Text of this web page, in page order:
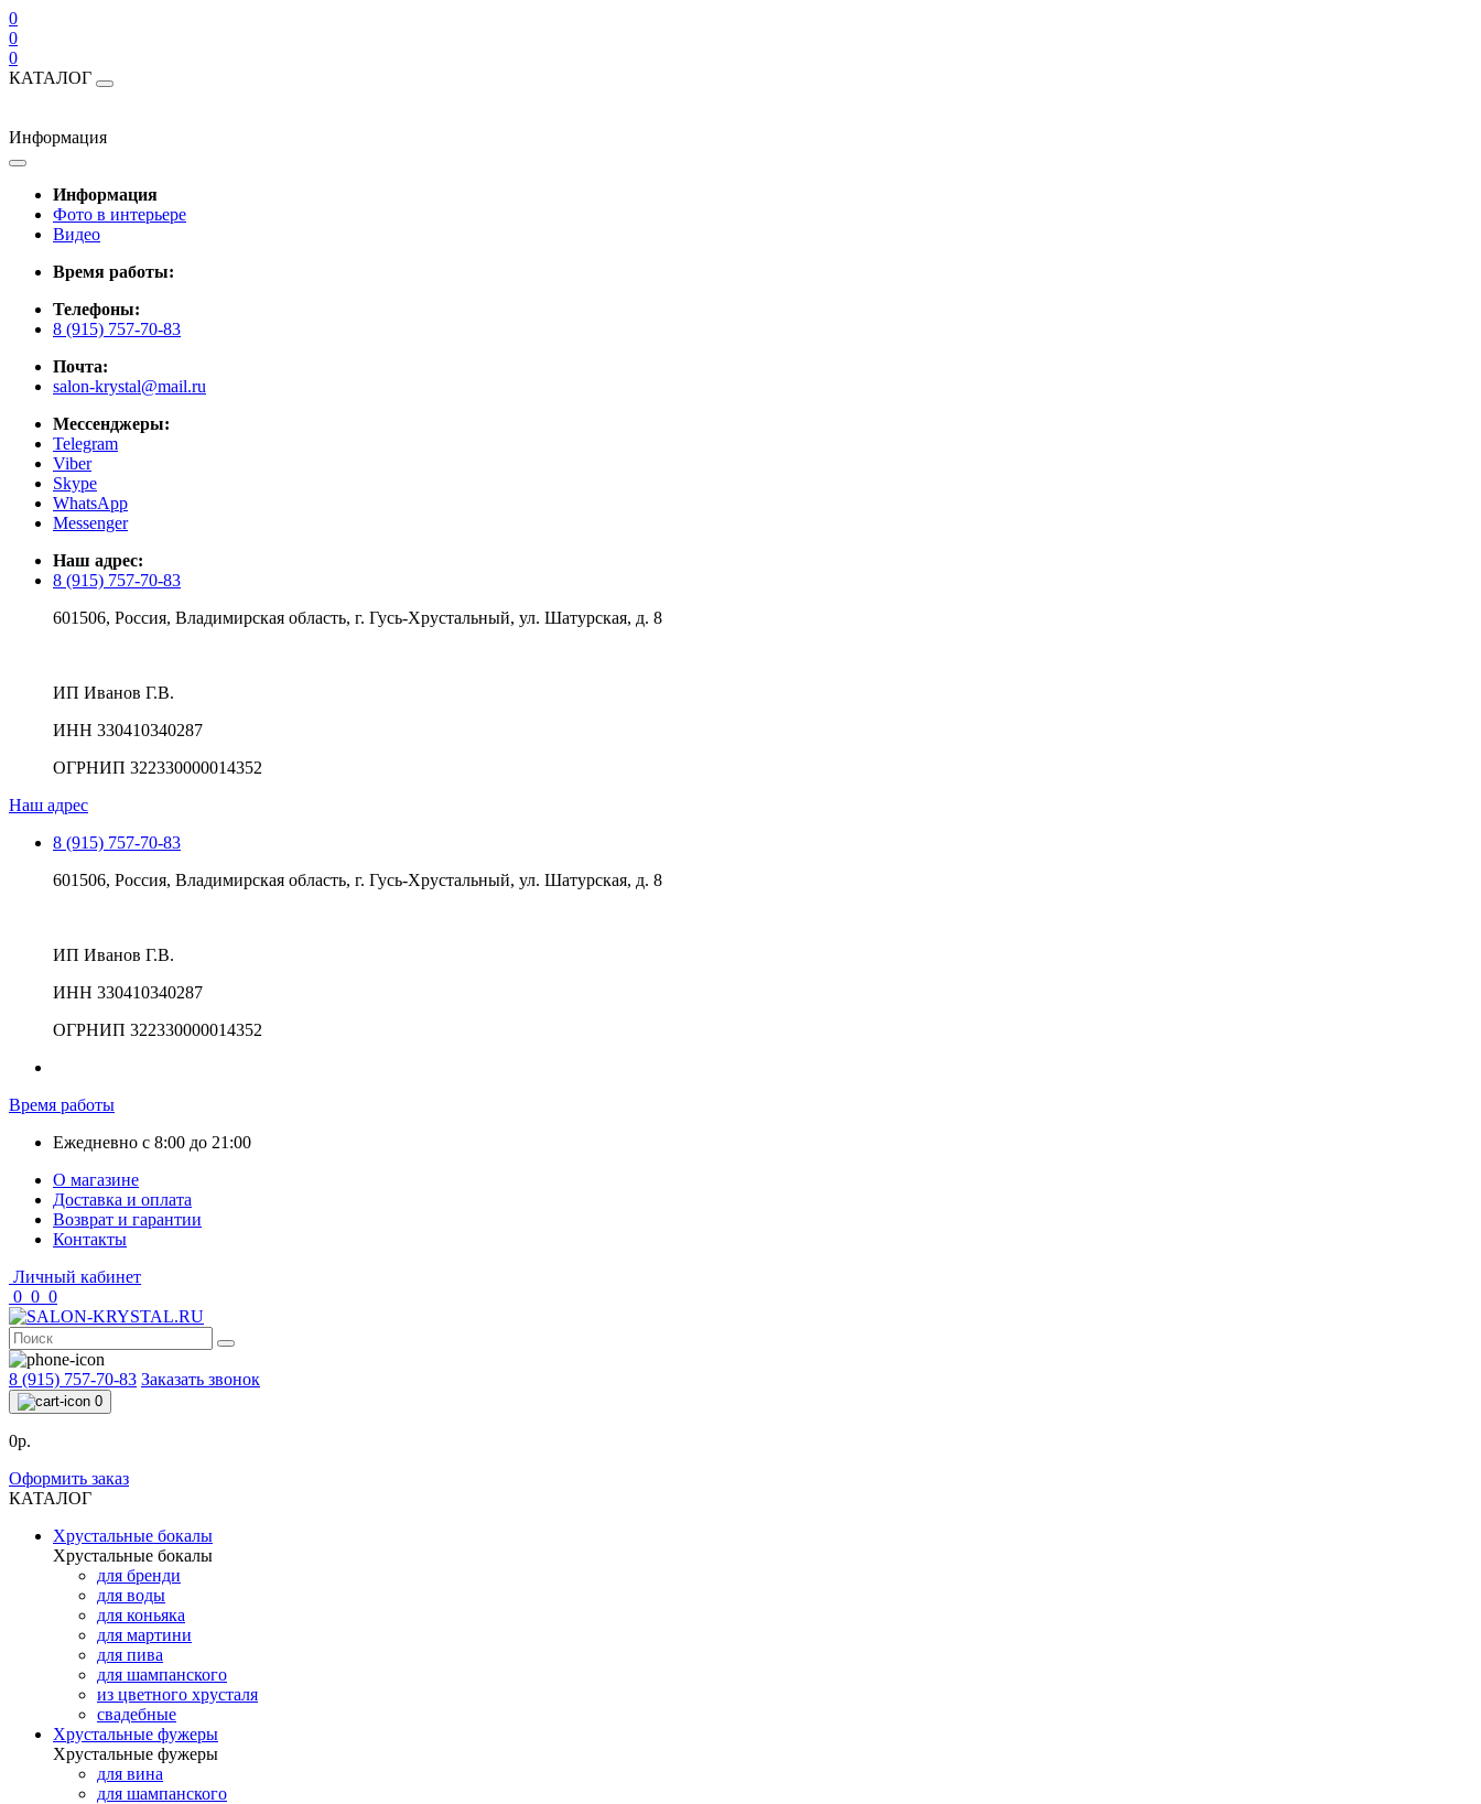
0
0
0
КАТАЛОГ
Информация
Информация
Фото в интерьере
Видео
Время работы:
Телефоны:
8 (915) 757-70-83
Почта:
salon-krystal@mail.ru
Мессенджеры:
Telegram
Viber
Skype
WhatsApp
Messenger
Наш адрес:
8 (915) 757-70-83
601506, Россия, Владимирская область, г. Гусь-Хрустальный, ул. Шатурская, д. 8
ИП Иванов Г.В.
ИНН 330410340287
ОГРНИП 322330000014352
Наш адрес
8 (915) 757-70-83
601506, Россия, Владимирская область, г. Гусь-Хрустальный, ул. Шатурская, д. 8
ИП Иванов Г.В.
ИНН 330410340287
ОГРНИП 322330000014352
Время работы
Ежедневно с 8:00 до 21:00
О магазине
Доставка и оплата
Возврат и гарантии
Контакты
Личный кабинет
0 0 0
8 (915) 757-70-83 Заказать звонок
0
0р.
Оформить заказ
КАТАЛОГ
Хрустальные бокалы
Хрустальные бокалы
для бренди
для воды
для коньяка
для мартини
для пива
для шампанского
из цветного хрусталя
свадебные
Хрустальные фужеры
Хрустальные фужеры
для вина
для шампанского